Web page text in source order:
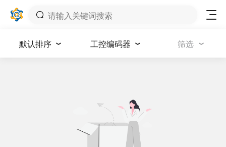
默认排序 工控编码器 筛选